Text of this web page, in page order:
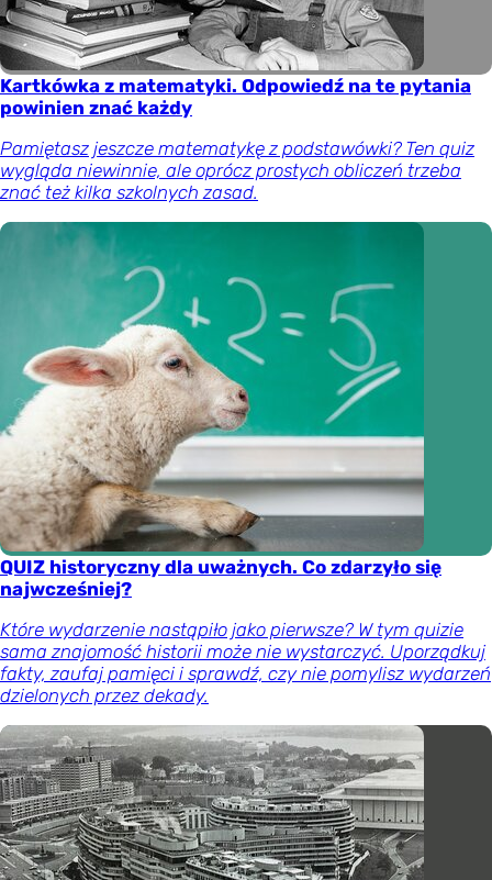
Kartkówka z matematyki. Odpowiedź na te pytania
powinien znać każdy
Pamiętasz jeszcze matematykę z podstawówki? Ten quiz
wygląda niewinnie, ale oprócz prostych obliczeń trzeba
znać też kilka szkolnych zasad.
QUIZ historyczny dla uważnych. Co zdarzyło się
najwcześniej?
Które wydarzenie nastąpiło jako pierwsze? W tym quizie
sama znajomość historii może nie wystarczyć. Uporządkuj
fakty, zaufaj pamięci i sprawdź, czy nie pomylisz wydarzeń
dzielonych przez dekady.